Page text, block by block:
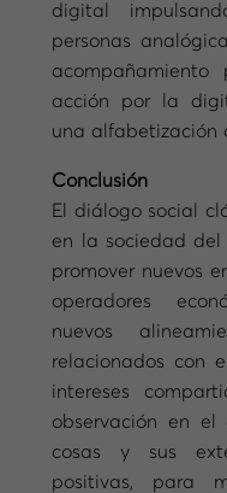
digital
personas
acción por la
una alfabetización
Conclusión
El diálogo social
en la sociedad
promover nuevos
operadores
nuevos
relacionados con
intereses
observación en
cosas y sus
positivas, para